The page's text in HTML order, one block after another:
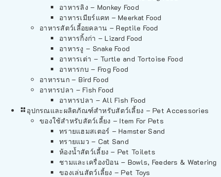
อาหารลิง – Monkey Food
อาหารเมียร์แคท – Meerkat Food
อาหารสัตว์เลี้อยคลาน – Reptile Food
อาหารกิ้งก่า – Lizard Food
อาหารงู – Snake Food
อาหารเต่า – Turtle and Tortoise Food
อาหารกบ – Frog Food
อาหารนก – Bird Food
อาหารปลา – Fish Food
อาหารปลา – All Fish Food
อุปกรณและผลิตภัณฑ์สำหรับสัตว์เลี้ยง – Pet Accessories
ของใช้สำหรับสัตว์เลี้ยง – Item For Pets
ทรายแฮมสเตอร์ – Hamster Sand
ทรายแมว – Cat Sand
ห้องน้ำสัตว์เลี้ยง – Pet Toilets
ชามและเครื่องป้อน – Bowls, Feeders & Watering
ของเล่นสัตว์เลี้ยง – Pet Toys